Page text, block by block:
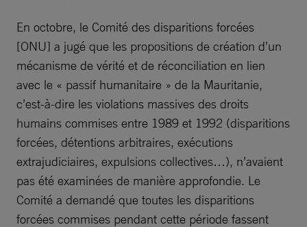
En octobre, le Comité des disparitions forcées
[ONU] a jugé que les propositions de création d’un
mécanisme de vérité et de réconciliation en lien
avec le « passif humanitaire » de la Mauritanie,
c’est-à-dire les violations massives des droits
humains commises entre 1989 et 1992 (disparitions
forcées, détentions arbitraires, exécutions
extrajudiciaires, expulsions collectives…), n’avaient
pas été examinées de manière approfondie. Le
Comité a demandé que toutes les disparitions
forcées commises pendant cette période fassent